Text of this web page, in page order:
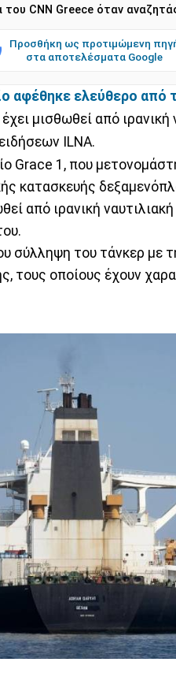
CNN Greece όταν
Προσθήκη ως προτιμώμενη
στα αποτελέσματα Google
αφέθηκε ελεύθερο από
έχει μισθωθεί από
ειδήσεων ILNA.
Grace 1, που
κατασκευής
από ιρανική
σύλληψη του τάνκερ με
τους οποίους έχουν